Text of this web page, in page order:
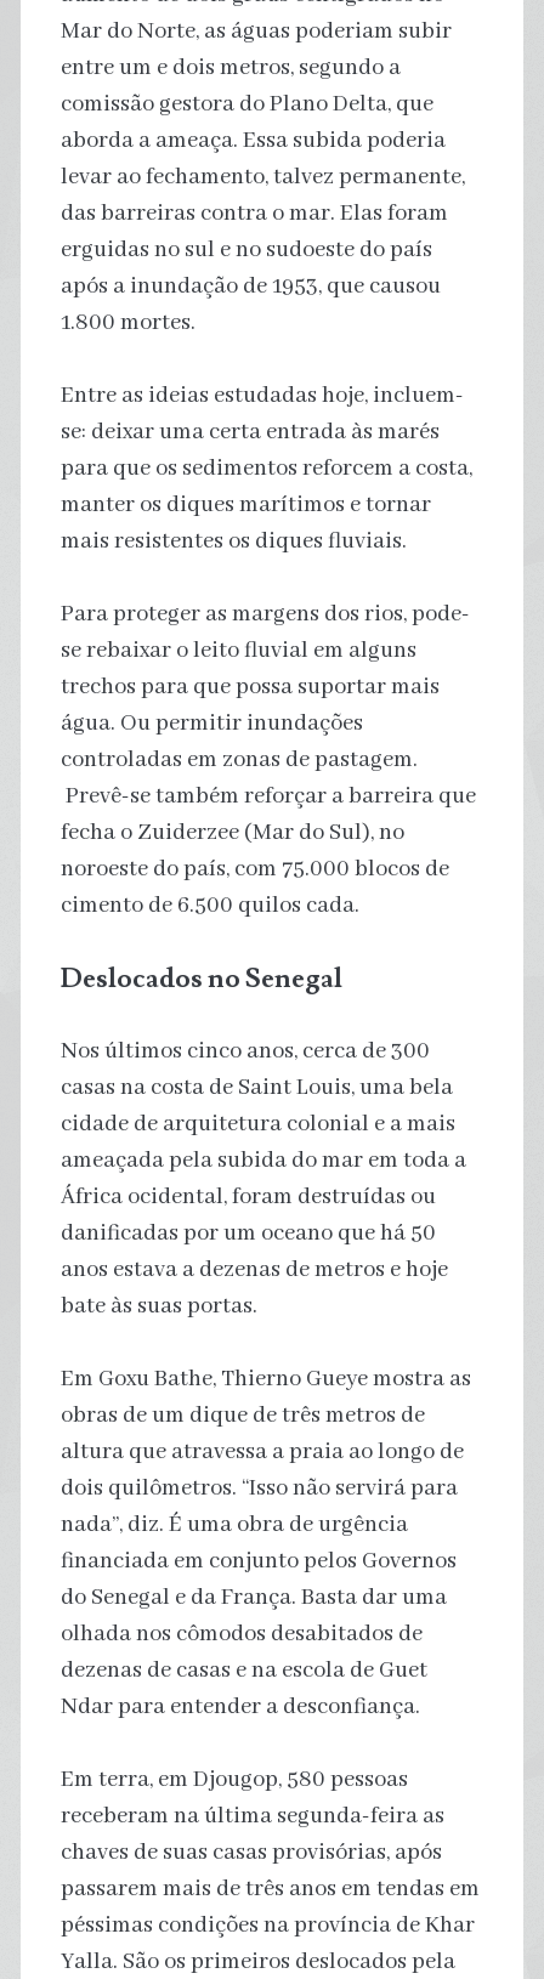
Mar do Norte, as águas poderiam subir
entre um e dois metros, segundo a
comissão gestora do Plano Delta, que
aborda a ameaça. Essa subida poderia
levar ao fechamento, talvez permanente,
das barreiras contra o mar. Elas foram
erguidas no sul e no sudoeste do país
após a inundação de 1953, que causou
1.800 mortes.
Entre as ideias estudadas hoje, incluem-
se: deixar uma certa entrada às marés
para que os sedimentos reforcem a costa,
manter os diques marítimos e tornar
mais resistentes os diques fluviais.
Para proteger as margens dos rios, pode-
se rebaixar o leito fluvial em alguns
trechos para que possa suportar mais
água. Ou permitir inundações
controladas em zonas de pastagem.
Prevê-se também reforçar a barreira que
fecha o Zuiderzee (Mar do Sul), no
noroeste do país, com 75.000 blocos de
cimento de 6.500 quilos cada.
Deslocados no Senegal
Nos últimos cinco anos, cerca de 300
casas na costa de Saint Louis, uma bela
cidade de arquitetura colonial e a mais
ameaçada pela subida do mar em toda a
África ocidental, foram destruídas ou
danificadas por um oceano que há 50
anos estava a dezenas de metros e hoje
bate às suas portas.
Em Goxu Bathe, Thierno Gueye mostra as
obras de um dique de três metros de
altura que atravessa a praia ao longo de
dois quilômetros. “Isso não servirá para
nada”, diz. É uma obra de urgência
financiada em conjunto pelos Governos
do Senegal e da França. Basta dar uma
olhada nos cômodos desabitados de
dezenas de casas e na escola de Guet
Ndar para entender a desconfiança.
Em terra, em Djougop, 580 pessoas
receberam na última segunda-feira as
chaves de suas casas provisórias, após
passarem mais de três anos em tendas em
péssimas condições na província de Khar
Yalla. São os primeiros deslocados pela